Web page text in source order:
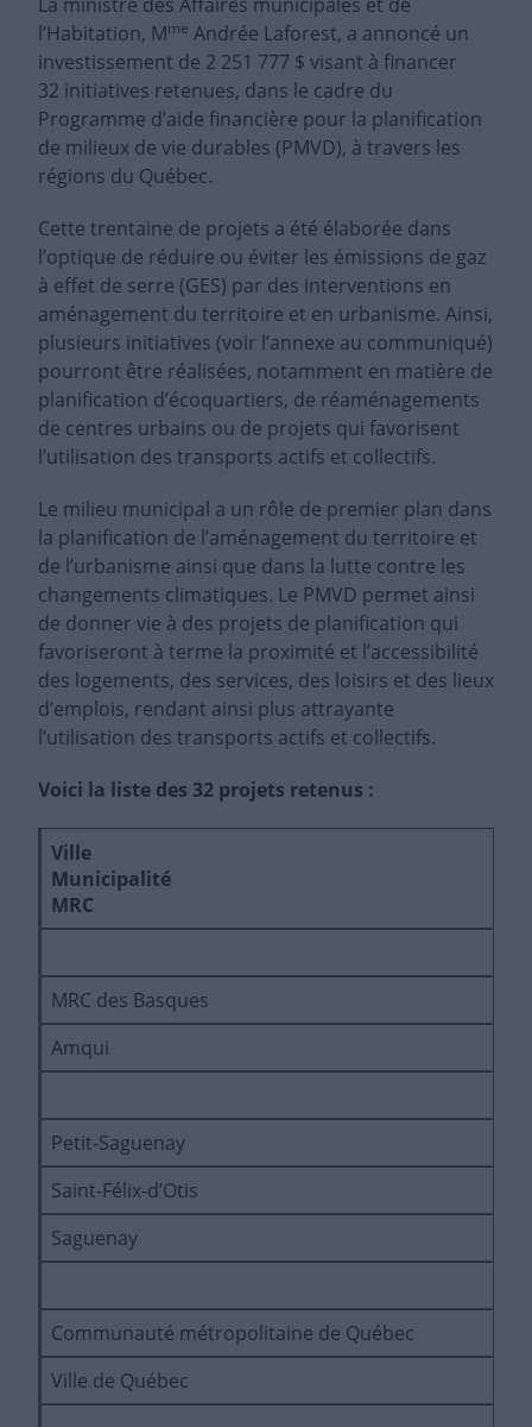
l’Habitation, Mme Andrée Laforest, a annoncé un
investissement de 2 251 777 $ visant à financer
32 initiatives retenues, dans le cadre du
Programme d’aide financière pour la planification
de milieux de vie durables (PMVD), à travers les
régions du Québec.
Cette trentaine de projets a été élaborée dans
l’optique de réduire ou éviter les émissions de gaz
à effet de serre (GES) par des interventions en
aménagement du territoire et en urbanisme. Ainsi,
plusieurs initiatives (voir l’annexe au communiqué)
pourront être réalisées, notamment en matière de
planification d’écoquartiers, de réaménagements
de centres urbains ou de projets qui favorisent
l’utilisation des transports actifs et collectifs.
Le milieu municipal a un rôle de premier plan dans
la planification de l’aménagement du territoire et
de l’urbanisme ainsi que dans la lutte contre les
changements climatiques. Le PMVD permet ainsi
de donner vie à des projets de planification qui
favoriseront à terme la proximité et l’accessibilité
des logements, des services, des loisirs et des lieux
d’emplois, rendant ainsi plus attrayante
l’utilisation des transports actifs et collectifs.
Voici la liste des 32 projets retenus :
Ville
Municipalité
MRC
MRC des Basques
Amqui
Petit-Saguenay
Saint-Félix-d’Otis
Saguenay
Communauté métropolitaine de Québec
Ville de Québec